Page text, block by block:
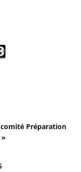
Préparation